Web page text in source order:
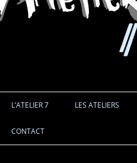
L’ATELIER 7 LES ATELIERS
CONTACT